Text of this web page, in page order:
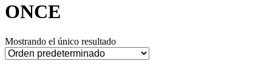
ONCE
Mostrando el único resultado